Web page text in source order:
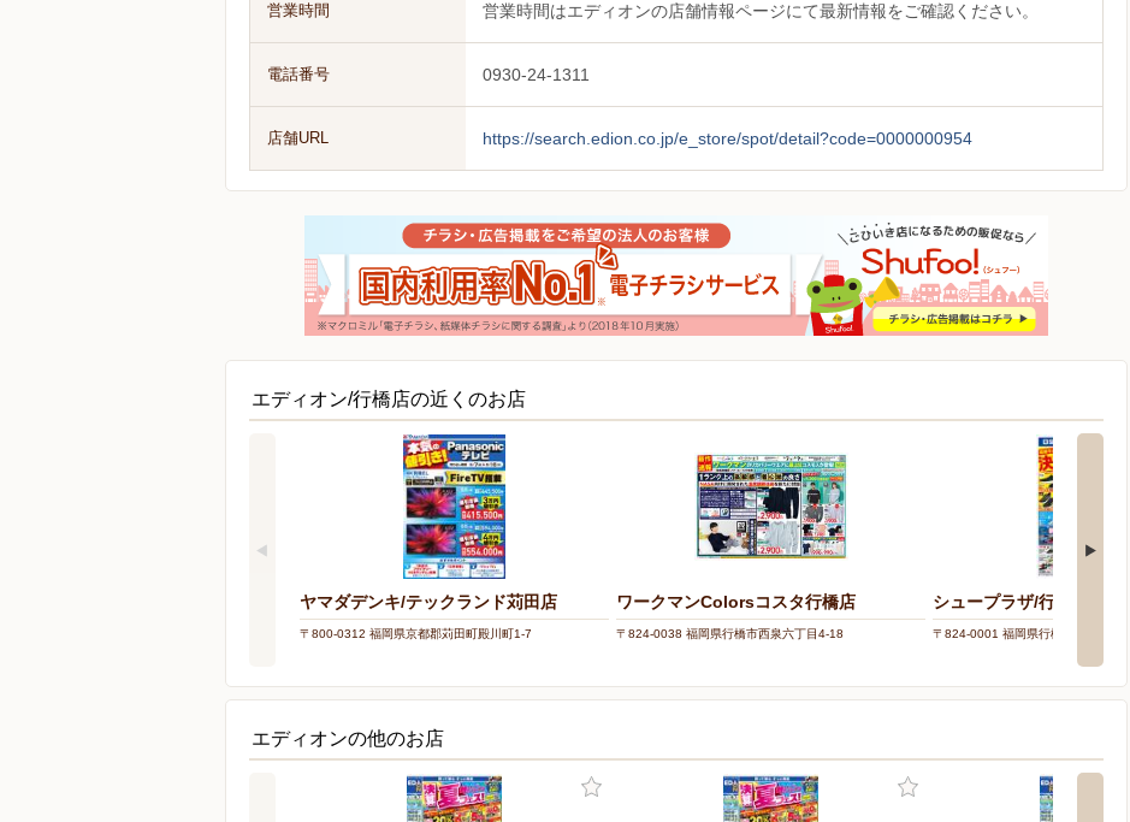
営業時間 営業時間はエディオンの店舗情報ページにて最新情報をご確認ください。
電話番号 0930-24-1311
店舗URL https://search.edion.co.jp/e_store/spot/detail?code=0000000954
エディオン/行橋店の近くのお店
ヤマダデンキ/テックランド苅田店
〒800-0312 福岡県京都郡苅田町殿川町1-7
ワークマンColorsコスタ行橋店
〒824-0038 福岡県行橋市西泉六丁目4-18
シュープラザ/行橋店
〒824-0001 福岡県行橋市行事7-8-52
エディオンの他のお店